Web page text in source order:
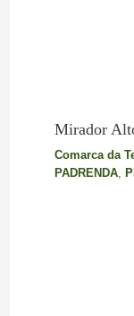
Mirador
Comarca da
PADRENDA,